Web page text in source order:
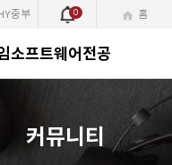
소프트웨어전공
중부 0 홈
커뮤니티